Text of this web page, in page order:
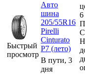
Быстрый
просмотр
Авто
шина
205/55R16
Pirelli
Cinturato
P7 (лето)
В пути, 3
дня
6